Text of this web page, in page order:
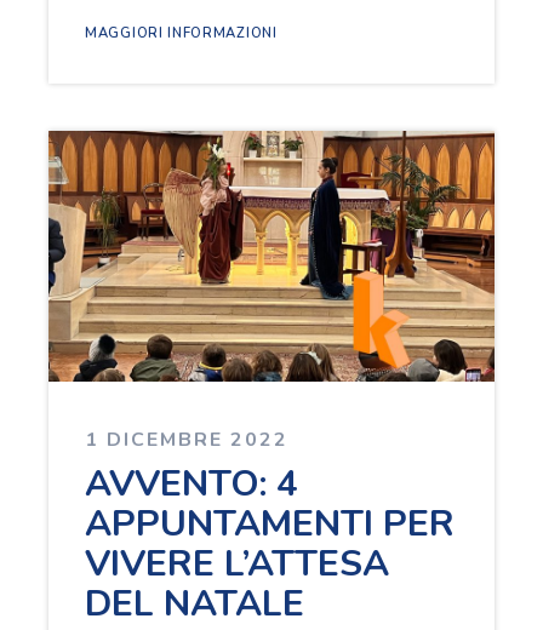
MAGGIORI INFORMAZIONI
1 DICEMBRE 2022
AVVENTO: 4
APPUNTAMENTI PER
VIVERE L’ATTESA
DEL NATALE